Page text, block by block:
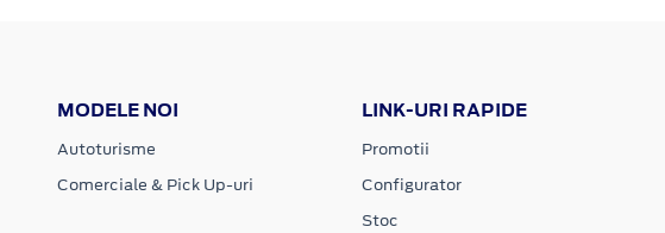
MODELE NOI
Autoturisme
Comerciale & Pick Up-uri
LINK-URI RAPIDE
Promotii
Configurator
Stoc